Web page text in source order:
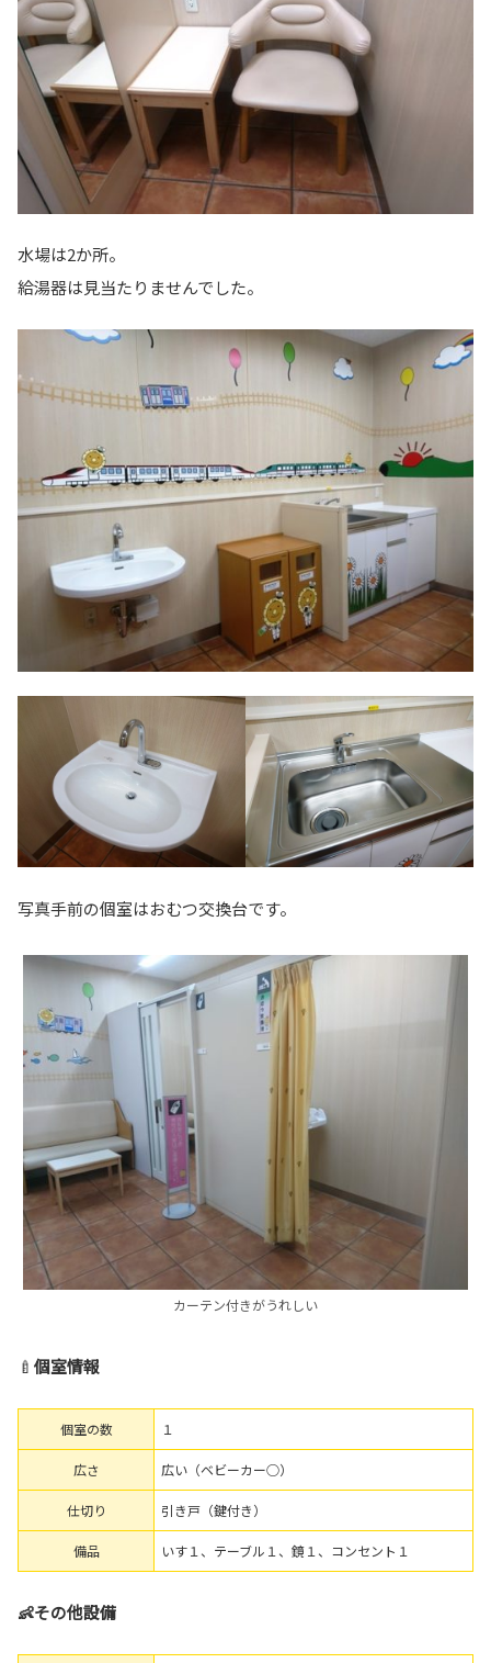
水場は2か所。
給湯器は見当たりませんでした。
写真手前の個室はおむつ交換台です。
カーテン付きがうれしい
🍼 個室情報
個室の数 １
広さ 広い（ベビーカー○）
仕切り 引き戸（鍵付き）
備品 いす１、テーブル１、鏡１、コンセント１
👶その他設備